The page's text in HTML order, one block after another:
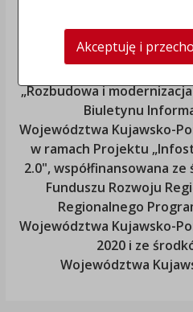
„Rozbudowa i
Biuletynu
Województwa Kujawsko-
w ramach Projektu
2.0", współfinansowana
Funduszu Rozwoju
Regionalnego
Województwa Kujawsko-
2020 i ze
Województwa
Akceptuję i